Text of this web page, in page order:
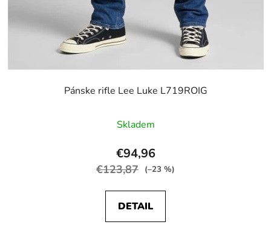
Pánske rifle Lee Luke L719ROIG
Skladem
€94,96
€123,87 (–23 %)
DETAIL